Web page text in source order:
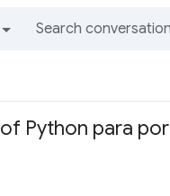
Python para